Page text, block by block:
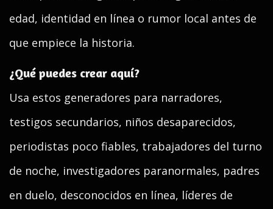
edad, identidad en línea o rumor local antes de
que empiece la historia.
¿Qué puedes crear aquí?
Usa estos generadores para narradores,
testigos secundarios, niños desaparecidos,
periodistas poco fiables, trabajadores del turno
de noche, investigadores paranormales, padres
en duelo, desconocidos en línea, líderes de